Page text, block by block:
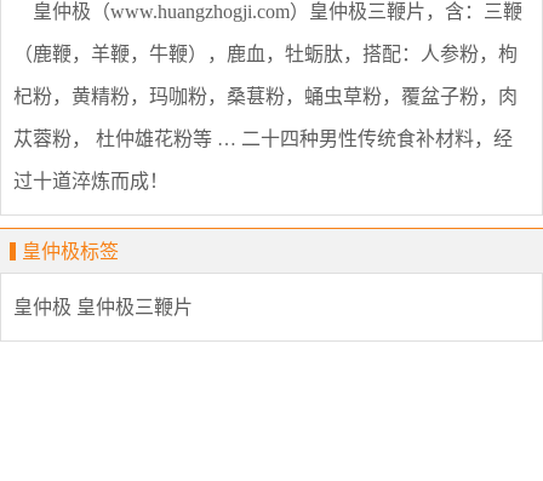
皇仲极（www.huangzhogji.com）皇仲极三鞭片，含：三鞭
（鹿鞭，羊鞭，牛鞭），鹿血，牡蛎肽，搭配：人参粉，枸
杞粉，黄精粉，玛咖粉，桑葚粉，蛹虫草粉，覆盆子粉，肉
苁蓉粉， 杜仲雄花粉等 … 二十四种男性传统食补材料，经
过十道淬炼而成！
皇仲极标签
皇仲极 皇仲极三鞭片